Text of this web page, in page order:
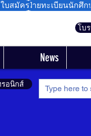
ฝ่ายทะเบียนนักศึกษ
บสมัคร
โบ
News
รอนิกส์